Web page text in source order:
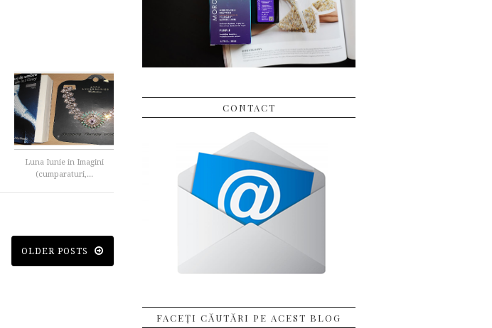
Luna Iunie in Imagini
(cumparaturi,...
OLDER POSTS
CONTACT
FACEȚI CĂUTĂRI PE ACEST BLOG